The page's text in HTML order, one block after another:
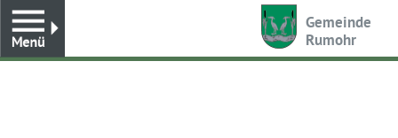
Gemeinde
Rumohr